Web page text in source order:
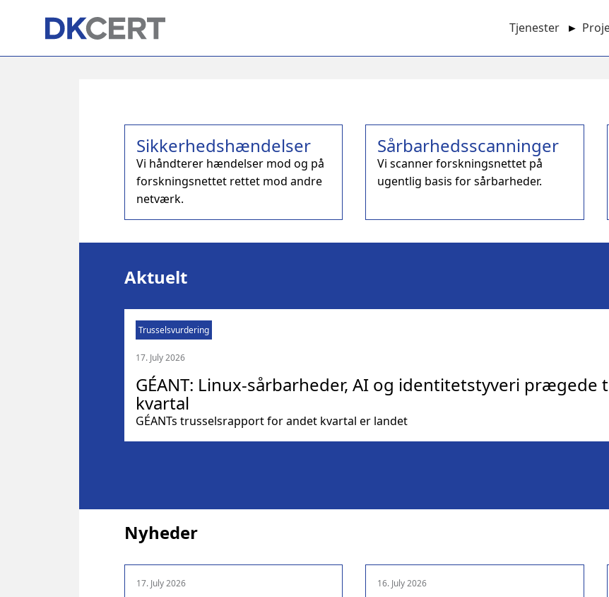
content
Main
navigation
Tjenester ►
Sikkerhedshændelser
Vi håndterer hændelser mod og på
forskningsnettet rettet mod andre
netværk.
Sårbarhedsscanninger
Vi scanner forskningsnettet på
ugentlig basis for sårbarheder.
Aktuelt
Trusselsvurdering
17. July 2026
GÉANT: Linux-sårbarheder, AI og identitetstyveri
kvartal
GÉANTs trusselsrapport for andet kvartal er landet
Nyheder
17. July 2026 16. July 2026